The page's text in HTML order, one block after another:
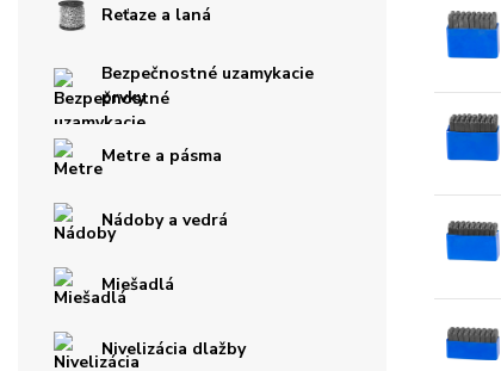
Reťaze a laná
Bezpečnostné uzamykacie
prvky
Metre a pásma
Nádoby a vedrá
Miešadlá
Nivelizácia dlažby